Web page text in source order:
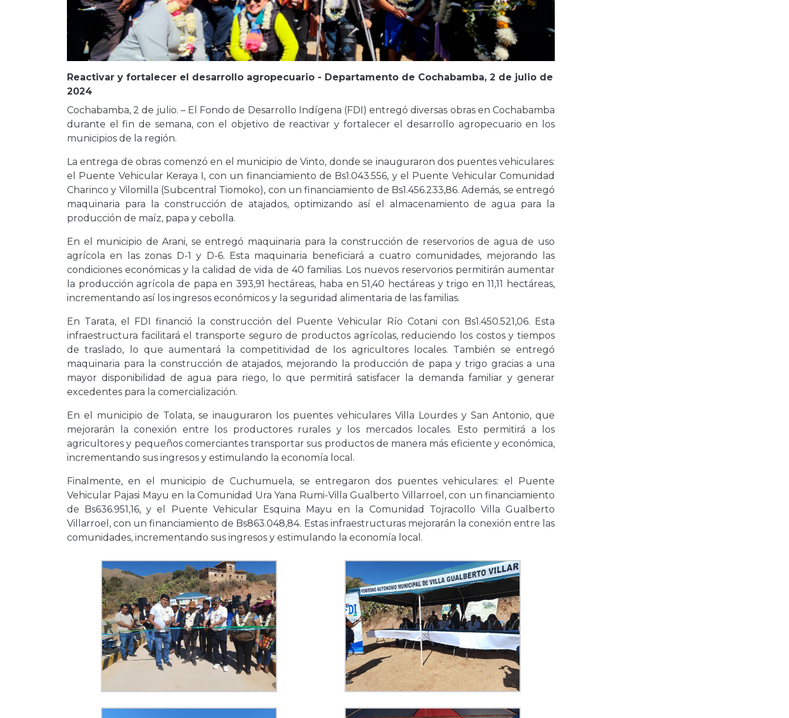
Reactivar y fortalecer el desarrollo agropecuario - Departamento de Cochabamba, 2 de julio de
2024
Cochabamba, 2 de julio. – El Fondo de Desarrollo Indígena (FDI) entregó diversas obras en Cochabamba
durante el fin de semana, con el objetivo de reactivar y fortalecer el desarrollo agropecuario en los
municipios de la región.
La entrega de obras comenzó en el municipio de Vinto, donde se inauguraron dos puentes vehiculares:
el Puente Vehicular Keraya I, con un financiamiento de Bs1.043.556, y el Puente Vehicular Comunidad
Charinco y Vilomilla (Subcentral Tiomoko), con un financiamiento de Bs1.456.233,86. Además, se entregó
maquinaria para la construcción de atajados, optimizando así el almacenamiento de agua para la
producción de maíz, papa y cebolla.
En el municipio de Arani, se entregó maquinaria para la construcción de reservorios de agua de uso
agrícola en las zonas D-1 y D-6. Esta maquinaria beneficiará a cuatro comunidades, mejorando las
condiciones económicas y la calidad de vida de 40 familias. Los nuevos reservorios permitirán aumentar
la producción agrícola de papa en 393,91 hectáreas, haba en 51,40 hectáreas y trigo en 11,11 hectáreas,
incrementando así los ingresos económicos y la seguridad alimentaria de las familias.
En Tarata, el FDI financió la construcción del Puente Vehicular Río Cotani con Bs1.450.521,06. Esta
infraestructura facilitará el transporte seguro de productos agrícolas, reduciendo los costos y tiempos
de traslado, lo que aumentará la competitividad de los agricultores locales. También se entregó
maquinaria para la construcción de atajados, mejorando la producción de papa y trigo gracias a una
mayor disponibilidad de agua para riego, lo que permitirá satisfacer la demanda familiar y generar
excedentes para la comercialización.
En el municipio de Tolata, se inauguraron los puentes vehiculares Villa Lourdes y San Antonio, que
mejorarán la conexión entre los productores rurales y los mercados locales. Esto permitirá a los
agricultores y pequeños comerciantes transportar sus productos de manera más eficiente y económica,
incrementando sus ingresos y estimulando la economía local.
Finalmente, en el municipio de Cuchumuela, se entregaron dos puentes vehiculares: el Puente
Vehicular Pajasi Mayu en la Comunidad Ura Yana Rumi-Villa Gualberto Villarroel, con un financiamiento
de Bs636.951,16, y el Puente Vehicular Esquina Mayu en la Comunidad Tojracollo Villa Gualberto
Villarroel, con un financiamiento de Bs863.048,84. Estas infraestructuras mejorarán la conexión entre las
comunidades, incrementando sus ingresos y estimulando la economía local.